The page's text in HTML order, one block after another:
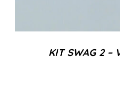
KIT SWAG 2 –